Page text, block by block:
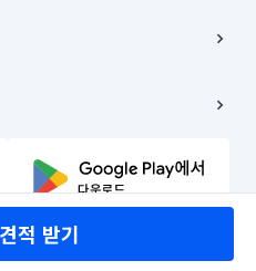
적 받기
임은 거래당사자에게 있습니다.
Reserved.